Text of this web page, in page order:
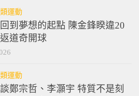
運動
到夢想的起點 陳金鋒睽違20
道奇開球
運動
鄭宗哲、李灝宇 特質不是刻